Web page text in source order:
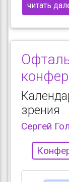
читать
зрения
Сергей